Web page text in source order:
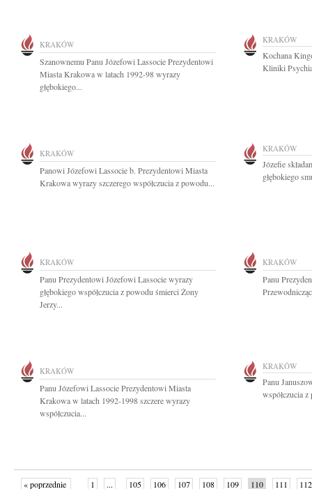
KRAKÓW
Szanownemu Panu Józefowi Lassocie Prezydentowi
Miasta Krakowa w latach 1992-98 wyrazy
głębokiego...
KRAKÓW
Kochana
Kliniki
KRAKÓW
Panowi Józefowi Lassocie b. Prezydentowi Miasta
Krakowa wyrazy szczerego współczucia z powodu...
KRAKÓW
Józefie
głębokiego
KRAKÓW
Panu Prezydentowi Józefowi Lassocie wyrazy
głębokiego współczucia z powodu śmierci Żony
Jerzy...
KRAKÓW
Panu
KRAKÓW
Panu Józefowi Lassocie Prezydentowi Miasta
Krakowa w latach 1992-1998 szczere wyrazy
współczucia...
KRAKÓW
Panu
współczucia
« poprzednie 1 ... 105 106 107 108 109 110 111 112